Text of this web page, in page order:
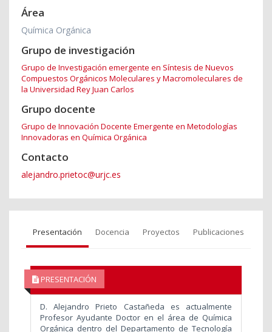
Área
Química Orgánica
Grupo de investigación
Grupo de Investigación emergente en Síntesis de Nuevos
Compuestos Orgánicos Moleculares y Macromoleculares de
la Universidad Rey Juan Carlos
Grupo docente
Grupo de Innovación Docente Emergente en Metodologías
Innovadoras en Química Orgánica
Contacto
alejandro.prietoc@urjc.es
Presentación Docencia Proyectos Publicaciones
PRESENTACIÓN
D. Alejandro Prieto Castañeda es actualmente
Profesor Ayudante Doctor en el área de Química
Orgánica dentro del Departamento de Tecnología